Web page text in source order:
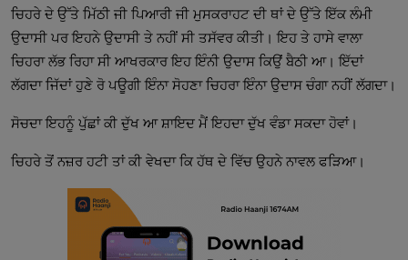
ਚਿਹਰੇ ਦੇ ਉੱਤੇ ਮਿੱਠੀ ਜੀ ਪਿਆਰੀ ਜੀ ਮੁਸਕਰਾਹਟ ਦੀ ਥਾਂ ਦੇ ਉੱਤੇ ਇੱਕ ਲੰਮੀ
ਉਦਾਸੀ ਪਰ ਇਹਨੇ ਉਦਾਸੀ ਤੇ ਨਹੀਂ ਸੀ ਤਸੱਵਰ ਕੀਤੀ। ਇਹ ਤੇ ਹਾਸੇ ਵਾਲਾ
ਚਿਹਰਾ ਲੱਭ ਰਿਹਾ ਸੀ ਆਖਰਕਾਰ ਇਹ ਇੰਨੀ ਉਦਾਸ ਕਿਉਂ ਬੈਠੀ ਆ। ਇੱਦਾਂ
ਲੱਗਦਾ ਜਿੱਦਾਂ ਹੁਣੇ ਰੋ ਪਊਗੀ ਇੰਨਾ ਸੋਹਣਾ ਚਿਹਰਾ ਇੰਨਾ ਉਦਾਸ ਚੰਗਾ ਨਹੀਂ ਲੱਗਦਾ।
ਸੋਚਦਾ ਇਹਨੂੰ ਪੁੱਛਾਂ ਕੀ ਦੁੱਖ ਆ ਸ਼ਾਇਦ ਮੈਂ ਇਹਦਾ ਦੁੱਖ ਵੰਡਾ ਸਕਦਾ ਹੋਵਾਂ।
ਚਿਹਰੇ ਤੋਂ ਨਜ਼ਰ ਹਟੀ ਤਾਂ ਕੀ ਵੇਖਦਾ ਕਿ ਹੱਥ ਦੇ ਵਿੱਚ ਉਹਨੇ ਨਾਵਲ ਫੜਿਆ।